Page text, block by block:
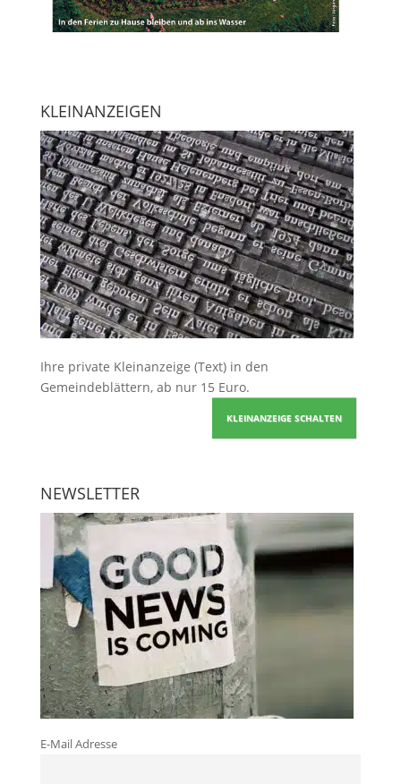
KLEINANZEIGEN
Ihre private Kleinanzeige (Text) in den
Gemeindeblättern, ab nur 15 Euro.
KLEINANZEIGE SCHALTEN
NEWSLETTER
E-Mail Adresse